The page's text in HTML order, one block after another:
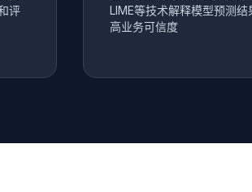
评
LIME等技术解释模型预测结
高业务可信度